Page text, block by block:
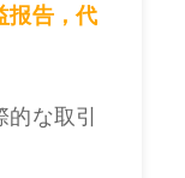
报告，代
的な取引